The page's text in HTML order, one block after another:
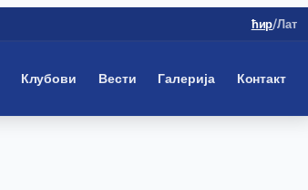
ћир/Лат
Клубови Вести Галерија Контакт